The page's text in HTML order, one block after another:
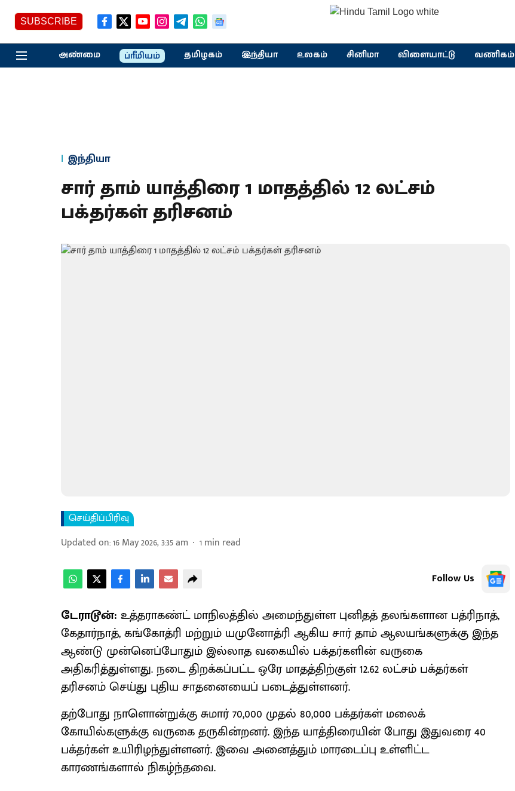
SUBSCRIBE
அண்மை ப்ரீமியம் தமிழகம் இந்தியா உலகம் சினிமா விளையாட்டு வணிகம்
இந்தியா
சார் தாம் யாத்திரை 1 மாதத்தில் 12 லட்சம்
பக்தர்கள் தரிசனம்
செய்திப்பிரிவு
Updated on:16 May 2026, 3:35 am 1min read
Follow Us
டேராடூன்: உத்தராகண்ட் மாநிலத்தில் அமைந்துள்ள புனிதத் தலங்களான பத்ரிநாத்,
கேதார்நாத், கங்கோத்ரி மற்றும் யமுனோத்ரி ஆகிய சார் தாம் ஆலயங்களுக்கு இந்த
ஆண்டு முன்னெப்போதும் இல்லாத வகையில் பக்தர்களின் வருகை
அதிகரித்துள்ளது. நடை திறக்கப்பட்ட ஒரே மாதத்திற்குள் 12.62 லட்சம் பக்தர்கள்
தரிசனம் செய்து புதிய சாதனையைப் படைத்துள்ளனர்.
தற்போது நாளொன்றுக்கு சுமார் 70,000 முதல் 80,000 பக்தர்கள் மலைக்
கோயில்களுக்கு வருகை தருகின்றனர். இந்த யாத்திரையின் போது இதுவரை 40
பக்தர்கள் உயிரிழந்துள்ளனர். இவை அனைத்தும் மாரடைப்பு உள்ளிட்ட
காரணங்களால் நிகழ்ந்தவை.